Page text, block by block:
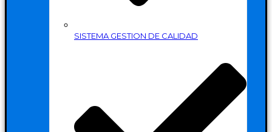
SISTEMA GESTION DE CALIDAD